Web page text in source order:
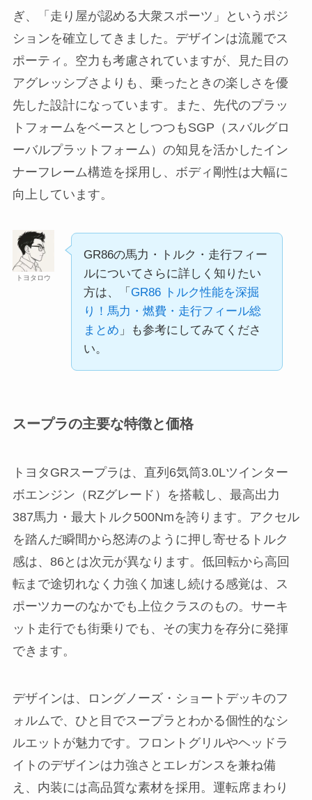
ぎ、「走り屋が認める大衆スポーツ」というポジ
ションを確立してきました。デザインは流麗でス
ポーティ。空力も考慮されていますが、見た目の
アグレッシブさよりも、乗ったときの楽しさを優
先した設計になっています。また、先代のプラッ
トフォームをベースとしつつもSGP（スバルグロ
ーバルプラットフォーム）の知見を活かしたイン
ナーフレーム構造を採用し、ボディ剛性は大幅に
向上しています。
トヨタロウ
GR86の馬力・トルク・走行フィー
ルについてさらに詳しく知りたい
方は、「 GR86 トルク性能を深掘
り！馬力・燃費・走行フィール総
まとめ 」も参考にしてみてくださ
い。
スープラの主要な特徴と価格
トヨタGRスープラは、直列6気筒3.0Lツインター
ボエンジン（RZグレード）を搭載し、最高出力
387馬力・最大トルク500Nmを誇ります。アクセル
を踏んだ瞬間から怒涛のように押し寄せるトルク
感は、86とは次元が異なります。低回転から高回
転まで途切れなく力強く加速し続ける感覚は、ス
ポーツカーのなかでも上位クラスのもの。サーキ
ット走行でも街乗りでも、その実力を存分に発揮
できます。
デザインは、ロングノーズ・ショートデッキのフ
ォルムで、ひと目でスープラとわかる個性的なシ
ルエットが魅力です。フロントグリルやヘッドラ
イトのデザインは力強さとエレガンスを兼ね備
え、内装には高品質な素材を採用。運転席まわり